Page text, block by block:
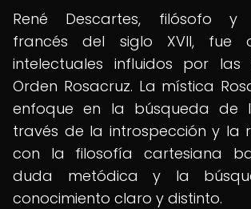
René Descartes, filósofo y
francés del siglo XVII, fue
intelectuales influidos por
Orden Rosacruz. La mística
enfoque en la búsqueda de
través de la introspección y la
con la filosofía cartesiana
duda metódica y la
conocimiento claro y distinto.